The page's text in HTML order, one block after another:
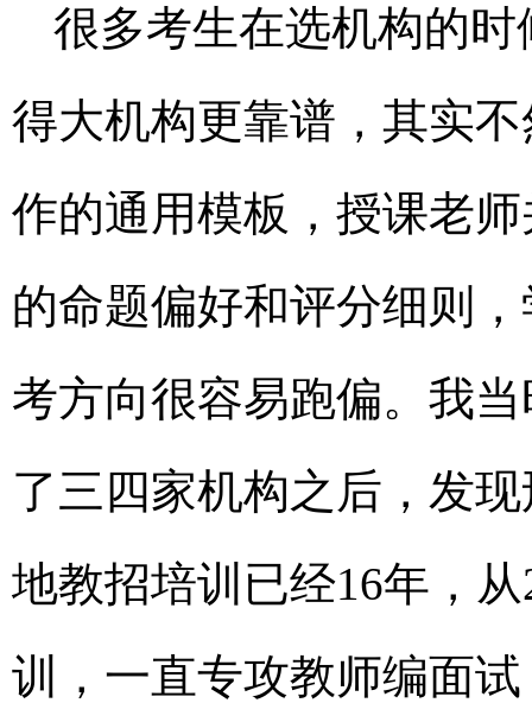
很多考生在选机构的
得大机构更靠谱，其实
作的通用模板，授课老
的命题偏好和评分细则
考方向很容易跑偏。我
了三四家机构之后，发
地教招培训已经16年，
训，一直专攻教师编面